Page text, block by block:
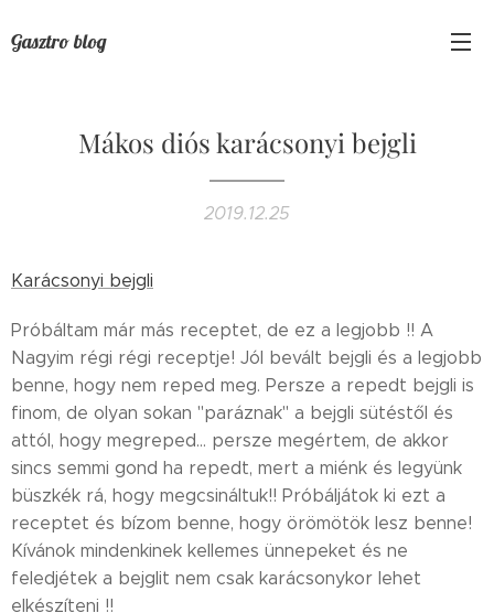
Gasztro blog
Mákos diós karácsonyi bejgli
2019.12.25
Karácsonyi bejgli
Próbáltam már más receptet, de ez a legjobb !! A
Nagyim régi régi receptje! Jól bevált bejgli és a legjobb
benne, hogy nem reped meg. Persze a repedt bejgli is
finom, de olyan sokan "paráznak" a bejgli sütéstől és
attól, hogy megreped... persze megértem, de akkor
sincs semmi gond ha repedt, mert a miénk és legyünk
büszkék rá, hogy megcsináltuk!! Próbáljátok ki ezt a
receptet és bízom benne, hogy örömötök lesz benne!
Kívánok mindenkinek kellemes ünnepeket és ne
feledjétek a bejglit nem csak karácsonykor lehet
elkészíteni !!